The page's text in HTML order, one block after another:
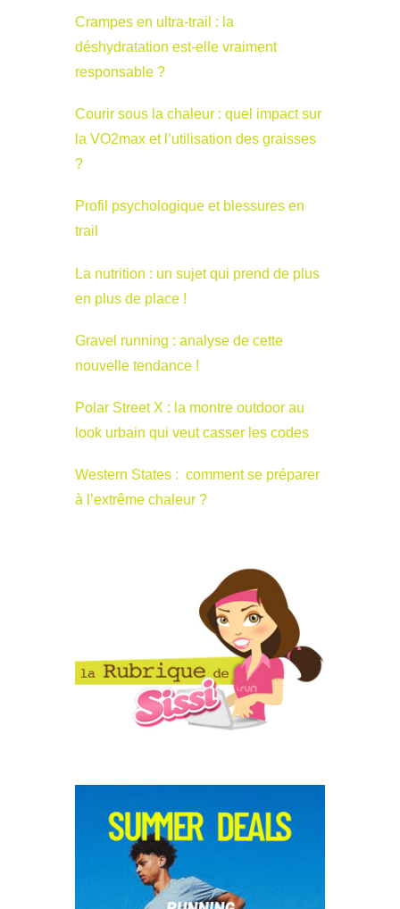
Crampes en ultra-trail : la
déshydratation est-elle vraiment
responsable ?
Courir sous la chaleur : quel impact sur
la VO2max et l’utilisation des graisses
?
Profil psychologique et blessures en
trail
La nutrition : un sujet qui prend de plus
en plus de place !
Gravel running : analyse de cette
nouvelle tendance !
Polar Street X : la montre outdoor au
look urbain qui veut casser les codes
Western States : comment se préparer
à l’extrême chaleur ?